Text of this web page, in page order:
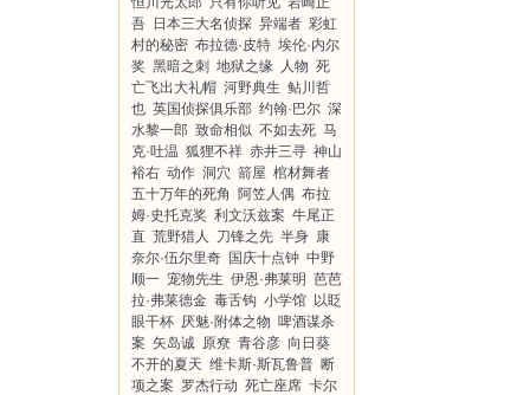
吾 日本三大名侦探 异端者 彩虹
村的秘密 布拉德·皮特 埃伦·内尔
奖 黑暗之刺 地狱之缘 人物 死
亡飞出大礼帽 河野典生 鲇川哲
也 英国侦探俱乐部 约翰·巴尔 深
水黎一郎 致命相似 不如去死 马
克·吐温 狐狸不祥 赤井三寻 神山
裕右 动作 洞穴 箭屋 棺材舞者
五十万年的死角
阿笠人偶 布拉
姆·史托克奖 利文沃兹案 牛尾正
直 荒野猎人 刀锋之先 半身 康
奈尔·伍尔里奇 国庆十点钟 中野
顺一 宠物先生 伊恩·弗莱明 芭芭
拉·弗莱德金 毒舌钩 小学馆 以眨
眼干杯 厌魅·附体之物 啤酒谋杀
案 矢岛诚 原尞 青谷彦 向日葵
不开的夏天 维卡斯·斯瓦鲁普 断
项之案 罗杰行动 死亡座席 卡尔